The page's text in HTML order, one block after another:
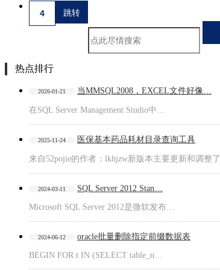
热点排行
2026-01-21 当MMSQL2008，EXCEL文件好像…
在SQL Server Management Studio中…
2025-11-24 医保基本药品耗材目录查询工具
来自52pojie的作者：lkhjzw新版本主要更新和调整了
2024-03-11 SQL Server 2012 Stan…
Microsoft SQL Server 2012是微软发布…
2024-06-12 oracle批量删除指定前缀数据表
BEGIN FOR t IN (SELECT table_n…